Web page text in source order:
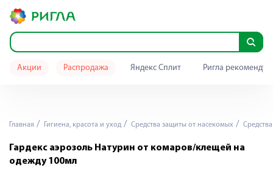
Акции Распродажа Яндекс Сплит Ригла
Главная Гигиена, красота и уход Средства защиты от насекомых
Гардекс аэрозоль Натурин от комаров/клещей на
одежду 100мл